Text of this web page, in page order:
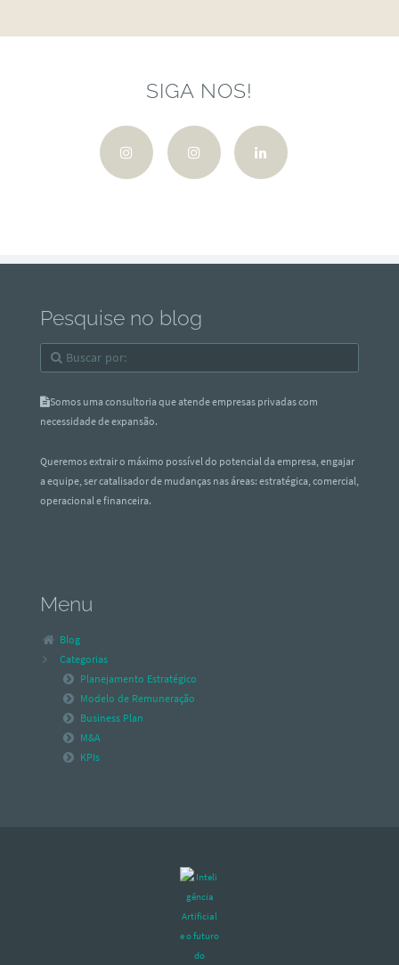
SIGA NOS!
Pesquise no blog
Somos uma consultoria que atende empresas privadas com
necessidade de expansão.
Queremos extrair o máximo possível do potencial da empresa, engajar
a equipe, ser catalisador de mudanças nas áreas: estratégica, comercial,
operacional e financeira.
Menu
Blog
Categorias
Planejamento Estratégico
Modelo de Remuneração
Business Plan
M&A
KPIs